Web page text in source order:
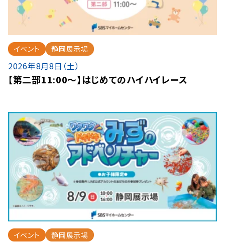
イベント 静岡展示場
2026年8月8日（土）
【第二部11:00～】はじめてのハイハイレース
イベント 静岡展示場